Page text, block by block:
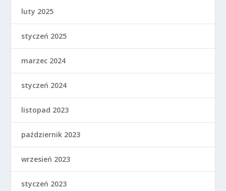
luty 2025
styczeń 2025
marzec 2024
styczeń 2024
listopad 2023
październik 2023
wrzesień 2023
styczeń 2023